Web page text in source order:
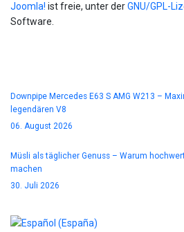
Joomla! ist freie, unter derGNU/GPL-
Software.
Downpipe Mercedes E63 S AMG W213 –
legendären V8
06. August 2026
Müsli als täglicher Genuss – Warum
machen
30. Juli 2026
Sprache auswählen